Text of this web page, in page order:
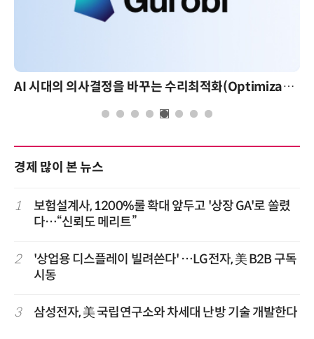
AI 시대의 의사결정을 바꾸는 수리최적화(Optimization): 실제 산업 적용 사례와 활용 전략
경제 많이 본 뉴스
1
보험설계사, 1200%룰 확대 앞두고 '상장 GA'로 쏠렸
다…“신뢰도 메리트”
2
'상업용 디스플레이 빌려쓴다' …LG전자, 美 B2B 구독
시동
3 삼성전자, 美 국립연구소와 차세대 난방 기술 개발한다